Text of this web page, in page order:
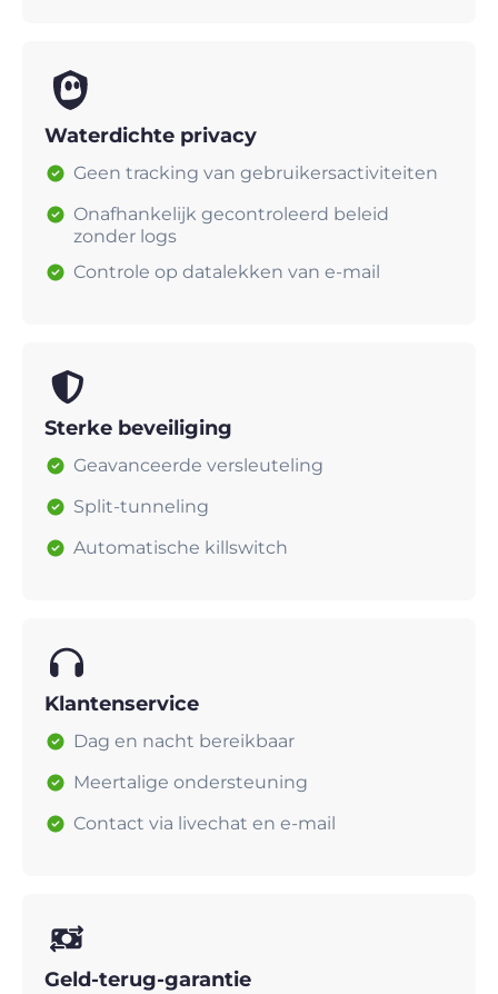
Waterdichte privacy
Geen tracking van gebruikersactiviteiten
Onafhankelijk gecontroleerd beleid
zonder logs
Controle op datalekken van e-mail
Sterke beveiliging
Geavanceerde versleuteling
Split-tunneling
Automatische killswitch
Klantenservice
Dag en nacht bereikbaar
Meertalige ondersteuning
Contact via livechat en e-mail
Geld-terug-garantie